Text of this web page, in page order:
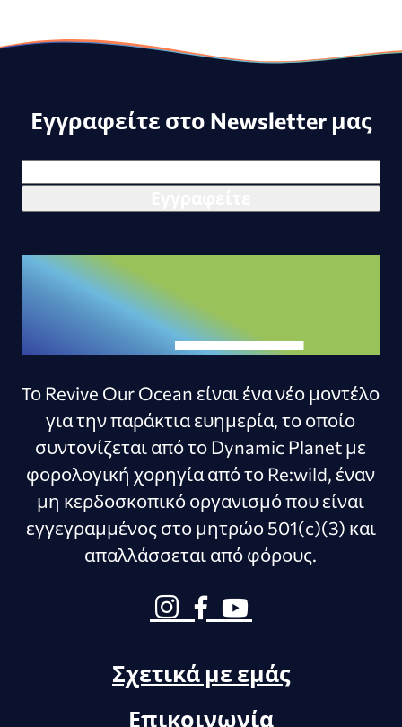
Εγγραφείτε στο Newsletter μας
Το Revive Our Ocean είναι ένα νέο μοντέλο
για την παράκτια ευημερία, το οποίο
συντονίζεται από το Dynamic Planet με
φορολογική χορηγία από το Re:wild, έναν
μη κερδοσκοπικό οργανισμό που είναι
εγγεγραμμένος στο μητρώο 501(c)(3) και
απαλλάσσεται από φόρους.
Σχετικά με εμάς
Επικοινωνία